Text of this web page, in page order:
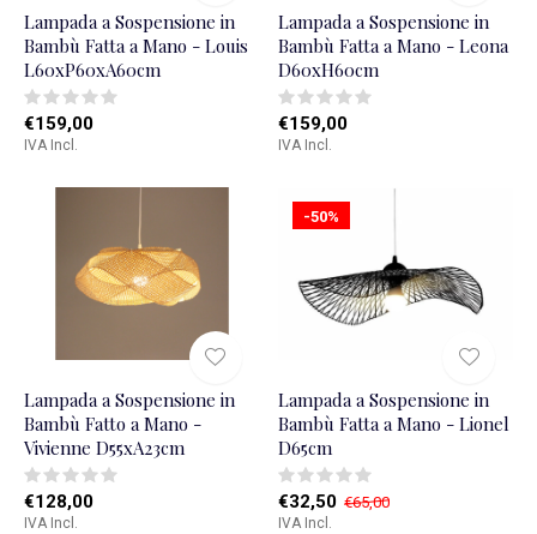
Lampada a Sospensione in
Bambù Fatta a Mano - Louis
L60xP60xA60cm
€159,00
IVA Incl.
Lampada a Sospensione in
Bambù Fatta a Mano - Leona
D60xH60cm
€159,00
IVA Incl.
Lampada a Sospensione in
Bambù Fatto a Mano -
Vivienne D55xA23cm
€128,00
IVA Incl.
-50%
Lampada a Sospensione in
Bambù Fatta a Mano - Lionel
D65cm
€32,50 €65,00
IVA Incl.